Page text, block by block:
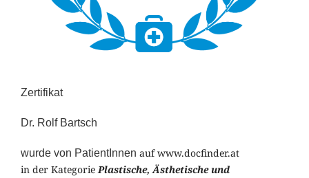
Zertifikat
Dr. Rolf Bartsch
wurde von PatientInnen auf www.docfinder.at
in der Kategorie Plastische, Ästhetische und